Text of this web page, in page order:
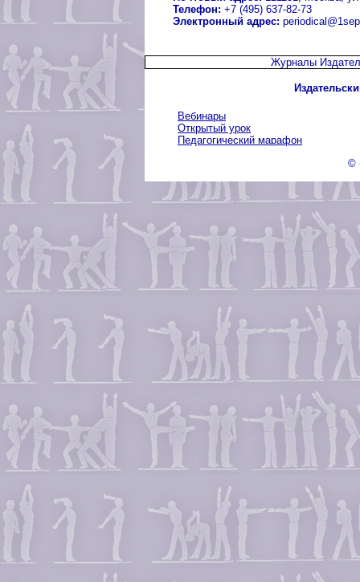
Телефон: +7 (495) 637-82-73
Электронный адрес:
Журналы
Вебинары
Открытый урок
Педагогический марафон
©